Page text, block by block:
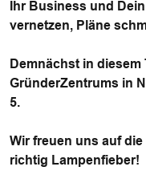
Ihr Business und
vernetzen, Pläne
Demnächst in
GründerZentrums in
5.
Wir freuen uns auf
richtig Lampenfieber!